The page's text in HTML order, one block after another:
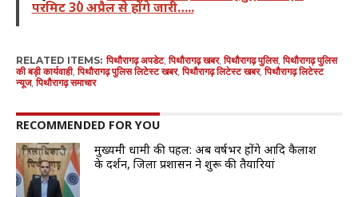
परमिट 30 अप्रैल से होंगे जारी…..
RELATED ITEMS: पिथौरागढ़ अपडेट,पिथौरागढ़ खबर,पिथौरागढ़ पुलिस,पिथौरागढ़ पुलिस
की बड़ी कार्यवाही,पिथौरागढ़ पुलिस लिटेस्ट खबर,पिथौरागढ़ लिटेस्ट खबर,पिथौरागढ़ लिटेस्ट
न्यूज,पिथौरागढ़ समाचार
RECOMMENDED FOR YOU
मुख्यमंत्री धामी की पहल: अब वर्षभर होंगे आदि कैलाश
के दर्शन, जिला प्रशासन ने शुरू की तैयारियां